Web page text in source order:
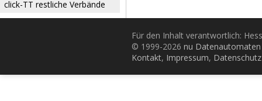
click-TT restliche Verbände
Für den Inhalt verantwortlich:
© 1999-2026 nu
Kontakt, Impressum, Datenschutz